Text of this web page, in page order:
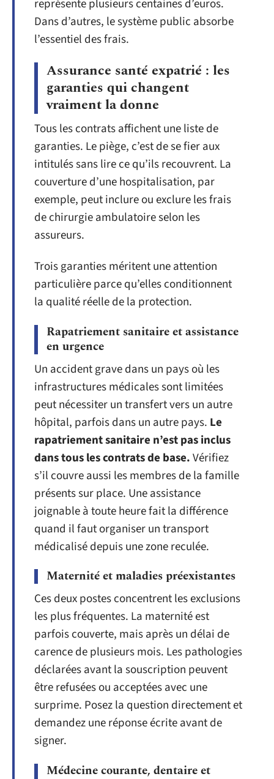
représente plusieurs centaines d’euros.
Dans d’autres, le système public absorbe
l’essentiel des frais.
Assurance santé expatrié : les
garanties qui changent
vraiment la donne
Tous les contrats affichent une liste de
garanties. Le piège, c’est de se fier aux
intitulés sans lire ce qu’ils recouvrent. La
couverture d’une hospitalisation, par
exemple, peut inclure ou exclure les frais
de chirurgie ambulatoire selon les
assureurs.
Trois garanties méritent une attention
particulière parce qu’elles conditionnent
la qualité réelle de la protection.
Rapatriement sanitaire et assistance
en urgence
Un accident grave dans un pays où les
infrastructures médicales sont limitées
peut nécessiter un transfert vers un autre
hôpital, parfois dans un autre pays. Le
rapatriement sanitaire n’est pas inclus
dans tous les contrats de base.Vérifiez
s’il couvre aussi les membres de la famille
présents sur place. Une assistance
joignable à toute heure fait la différence
quand il faut organiser un transport
médicalisé depuis une zone reculée.
Maternité et maladies préexistantes
Ces deux postes concentrent les exclusions
les plus fréquentes. La maternité est
parfois couverte, mais après un délai de
carence de plusieurs mois. Les pathologies
déclarées avant la souscription peuvent
être refusées ou acceptées avec une
surprime. Posez la question directement et
demandez une réponse écrite avant de
signer.
Médecine courante, dentaire et